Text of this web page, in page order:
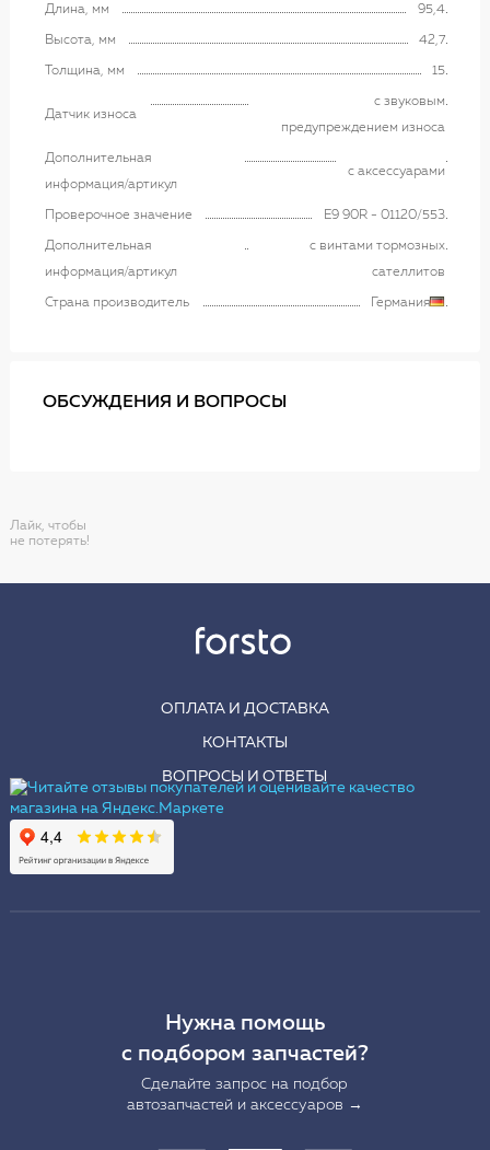
Длина, мм 95,4
Высота, мм 42,7
Толщина, мм 15
Датчик износа
с звуковым
предупреждением износа
Дополнительная
информация/артикул
с аксессуарами
Проверочное значение E9 90R - 01120/553
Дополнительная
информация/артикул
с винтами тормозных
сателлитов
Страна производитель Германия
ОБСУЖДЕНИЯ И ВОПРОСЫ
Лайк, чтобы
не потерять!
ОПЛАТА И ДОСТАВКА
КОНТАКТЫ
ВОПРОСЫ И ОТВЕТЫ
Нужна помощь
с подбором запчастей?
Сделайте запрос на подбор
автозапчастей и аксессуаров →